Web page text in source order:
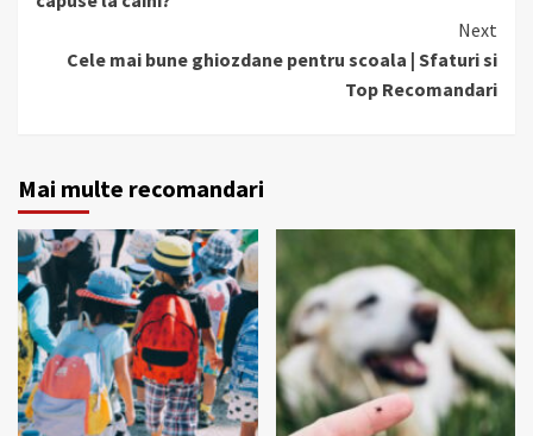
Next
Cele mai bune ghiozdane pentru scoala | Sfaturi si
Top Recomandari
Mai multe recomandari